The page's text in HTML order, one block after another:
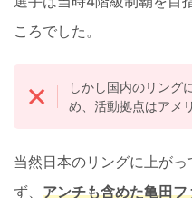
ころでした。
しかし国内のリング
め、活動拠点はアメ
当然日本のリングに上が
ず、 アンチも含めた亀田